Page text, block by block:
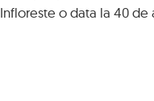
Infloreste o data la 40 de